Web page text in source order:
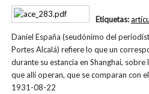
Daniel España (seudónimo del
Portes Alcalá) refiere lo que un
durante su estancia en Shanghai,
que allí operan, que se comparan con
1931-08-22
Etiquetas: